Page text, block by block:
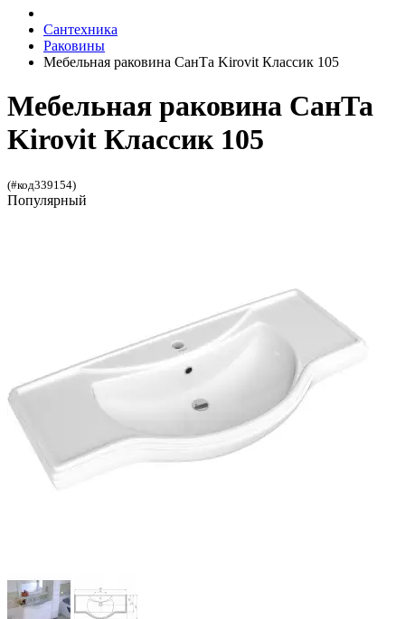
Сантехника
Раковины
Мебельная раковина СанТа Kirovit Классик 105
Мебельная раковина СанТа
Kirovit Классик 105
(#код339154)
Популярный